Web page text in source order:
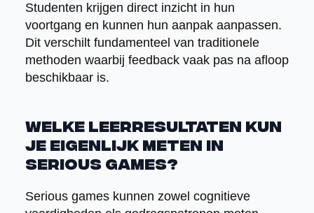
Studenten krijgen direct inzicht in hun
voortgang en kunnen hun aanpak aanpassen.
Dit verschilt fundamenteel van traditionele
methoden waarbij feedback vaak pas na afloop
beschikbaar is.
Welke leerresultaten kun
je eigenlijk meten in
serious games?
Serious games kunnen zowel cognitieve